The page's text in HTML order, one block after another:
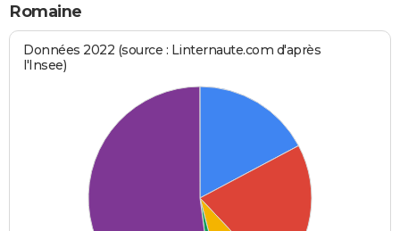
Romaine
Données 2022 (source : Linternaute.com d'après
l'Insee)